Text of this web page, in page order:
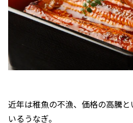
近年は稚魚の不漁、価格の高騰
いるうなぎ。